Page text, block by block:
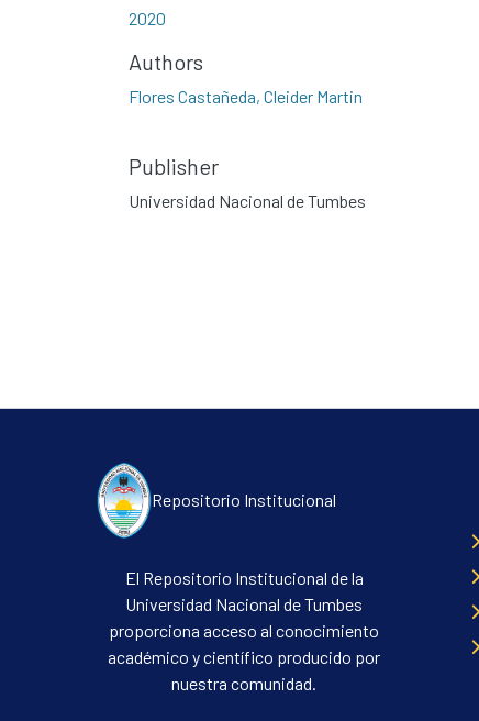
2020
Authors
Flores Castañeda, Cleider Martin
Publisher
Universidad Nacional de Tumbes
Repositorio Institucional
El Repositorio Institucional de la
Universidad Nacional de Tumbes
proporciona acceso al conocimiento
académico y científico producido por
nuestra comunidad.